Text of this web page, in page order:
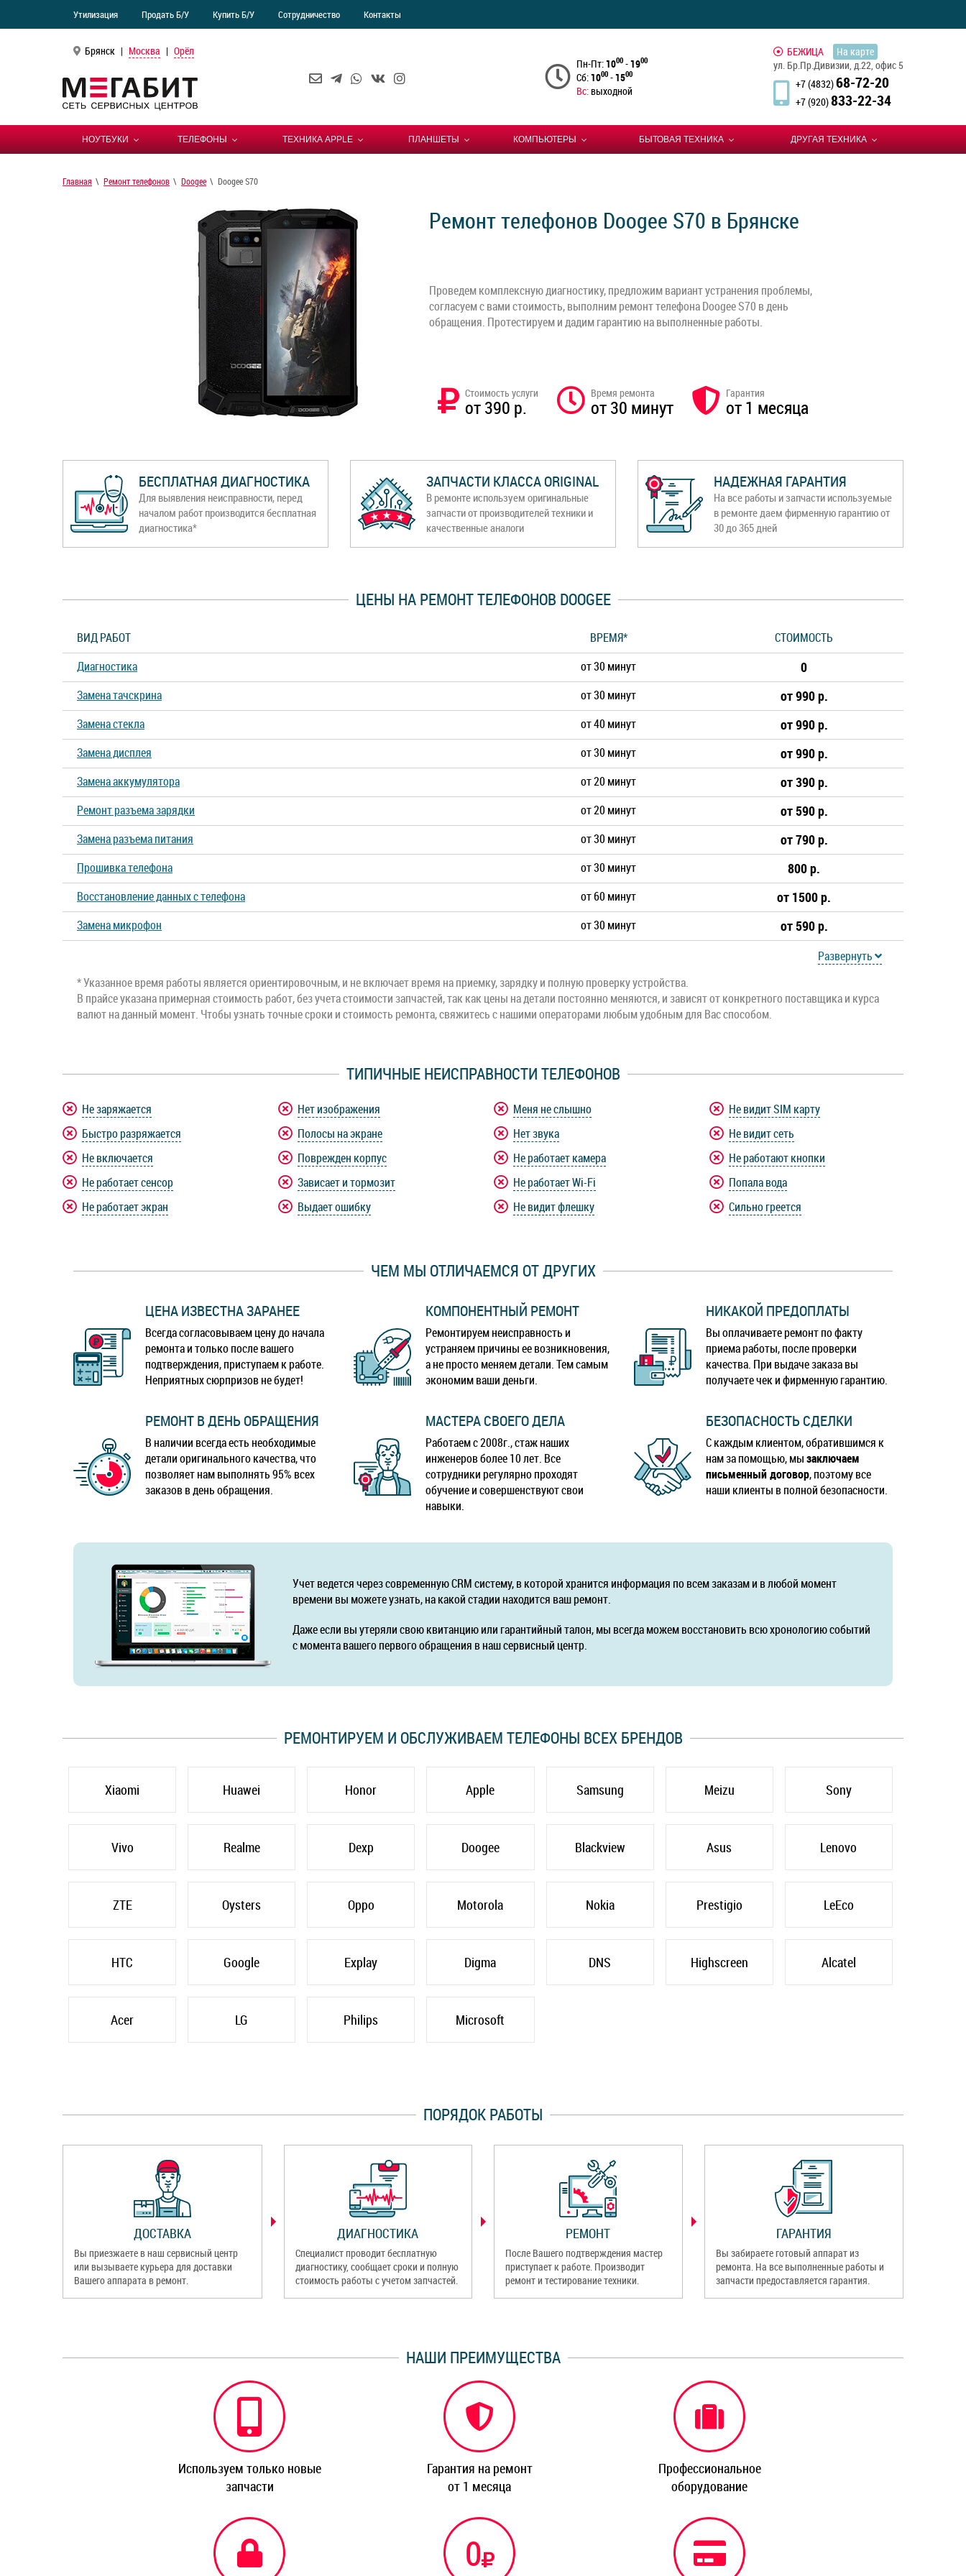
Утилизация Продать Б/У Купить Б/У Сотрудничество Контакты
Брянск | Москва | Орёл
Пн-Пт:1000-1900
Сб:1000-1500
Вс:выходной
БЕЖИЦА
На карте
ул. Бр.Пр.Дивизии, д.22, офис 5
+7 (4832)68-72-20
+7 (920)833-22-34
НОУТБУКИ ТЕЛЕФОНЫ ТЕХНИКА APPLE ПЛАНШЕТЫ КОМПЬЮТЕРЫ БЫТОВАЯ ТЕХНИКА ДРУГАЯ ТЕХНИКА
Главная Ремонт телефонов Doogee Doogee S70
Ремонт телефонов Doogee S70 в Брянске
Проведем комплексную диагностику, предложим вариант устранения проблемы,
согласуем с вами стоимость, выполним ремонт телефона Doogee S70 в день
обращения. Протестируем и дадим гарантию на выполненные работы.
Стоимость услуги
от 390 р.
Время ремонта
от 30 минут
Гарантия
от 1 месяца
БЕСПЛАТНАЯ ДИАГНОСТИКА
Для выявления неисправности, перед
началом работ производится бесплатная
диагностика*
ЗАПЧАСТИ КЛАССА ORIGINAL
В ремонте используем оригинальные
запчасти от производителей техники и
качественные аналоги
НАДЕЖНАЯ ГАРАНТИЯ
На все работы и запчасти используемые
в ремонте даем фирменную гарантию от
30 до 365 дней
ЦЕНЫ НА РЕМОНТ ТЕЛЕФОНОВ DOOGEE
ВИД РАБОТ ВРЕМЯ*
СТОИМОСТЬ
Диагностика
от 30 минут 0
Замена тачскрина от 30 минут от 990 р.
Замена стекла от 40 минут от 990 р.
Замена дисплея от 30 минут от 990 р.
Замена аккумулятора от 20 минут от 390 р.
Ремонт разъема зарядки от 20 минут от 590 р.
Замена разъема питания от 30 минут от 790 р.
Прошивка телефона от 30 минут 800 р.
Восстановление данных с телефона от 60 минут от 1500 р.
Замена микрофон от 30 минут от 590 р.
Развернуть
* Указанное время работы является ориентировочным, и не включает время на приемку, зарядку и полную проверку устройства.
В прайсе указана примерная стоимость работ, без учета стоимости запчастей, так как цены на детали постоянно меняются, и зависят от конкретного поставщика и курса
валют на данный момент. Чтобы узнать точные сроки и стоимость ремонта, свяжитесь с нашими операторами любым удобным для Вас способом.
ТИПИЧНЫЕ НЕИСПРАВНОСТИ ТЕЛЕФОНОВ
Не заряжается
Быстро разряжается
Не включается
Не работает сенсор
Не работает экран
Нет изображения
Полосы на экране
Поврежден корпус
Зависает и тормозит
Выдает ошибку
Меня не слышно
Нет звука
Не работает камера
Не работает Wi-Fi
Не видит флешку
Не видит SIM карту
Не видит сеть
Не работают кнопки
Попала вода
Сильно греется
ЧЕМ МЫ ОТЛИЧАЕМСЯ ОТ ДРУГИХ
ЦЕНА ИЗВЕСТНА ЗАРАНЕЕ
Всегда согласовываем цену до начала
ремонта и только после вашего
подтверждения, приступаем к работе.
Неприятных сюрпризов не будет!
КОМПОНЕНТНЫЙ РЕМОНТ
Ремонтируем неисправность и
устраняем причины ее возникновения,
а не просто меняем детали. Тем самым
экономим ваши деньги.
НИКАКОЙ ПРЕДОПЛАТЫ
Вы оплачиваете ремонт по факту
приема работы, после проверки
качества. При выдаче заказа вы
получаете чек и фирменную гарантию.
РЕМОНТ В ДЕНЬ ОБРАЩЕНИЯ
В наличии всегда есть необходимые
детали оригинального качества, что
позволяет нам выполнять 95% всех
заказов в день обращения.
МАСТЕРА СВОЕГО ДЕЛА
Работаем с 2008г., стаж наших
инженеров более 10 лет. Все
сотрудники регулярно проходят
обучение и совершенствуют свои
навыки.
БЕЗОПАСНОСТЬ СДЕЛКИ
С каждым клиентом, обратившимся к
нам за помощью, мызаключаем
письменный договор, поэтому все
наши клиенты в полной безопасности.
Учет ведется через современную CRM систему, в которой хранится информация по всем заказам и в любой момент
времени вы можете узнать, на какой стадии находится ваш ремонт.
Даже если вы утеряли свою квитанцию или гарантийный талон, мы всегда можем восстановить всю хронологию событий
с момента вашего первого обращения в наш сервисный центр.
РЕМОНТИРУЕМ И ОБСЛУЖИВАЕМ ТЕЛЕФОНЫ ВСЕХ БРЕНДОВ
Xiaomi Huawei Honor Apple Samsung Meizu Sony
Vivo Realme Dexp Doogee Blackview Asus Lenovo
ZTE Oysters Oppo Motorola Nokia Prestigio LeEco
HTC Google Explay Digma DNS Highscreen Alcatel
Acer LG Philips Microsoft
ПОРЯДОК РАБОТЫ
ДОСТАВКА
Вы приезжаете в наш сервисный центр
или вызываете курьера для доставки
Вашего аппарата в ремонт.
ДИАГНОСТИКА
Специалист проводит бесплатную
диагностику, сообщает сроки и полную
стоимость работы с учетом запчастей.
РЕМОНТ
После Вашего подтверждения мастер
приступает к работе. Производит
ремонт и тестирование техники.
ГАРАНТИЯ
Вы забираете готовый аппарат из
ремонта. На все выполненные работы и
запчасти предоставляется гарантия.
НАШИ ПРЕИМУЩЕСТВА
Используем только новые
запчасти
Гарантия на ремонт
от 1 месяца
Профессиональное
оборудование
0